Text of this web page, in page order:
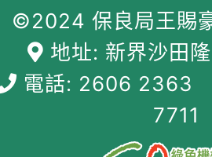
©2024 保良局王賜
地址: 新界沙田
電話: 2606 2363
7711